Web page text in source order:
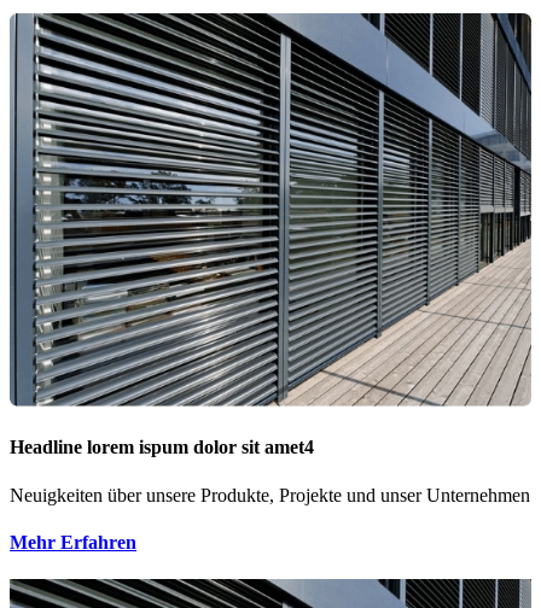
Headline lorem ispum dolor sit amet4
Neuigkeiten über unsere Produkte, Projekte und unser Unternehmen
Mehr Erfahren